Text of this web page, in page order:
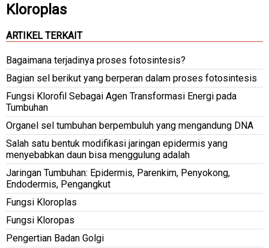
Kloroplas
ARTIKEL TERKAIT
Bagaimana terjadinya proses fotosintesis?
Bagian sel berikut yang berperan dalam proses fotosintesis
Fungsi Klorofil Sebagai Agen Transformasi Energi pada
Tumbuhan
Organel sel tumbuhan berpembuluh yang mengandung DNA
Salah satu bentuk modifikasi jaringan epidermis yang
menyebabkan daun bisa menggulung adalah
Jaringan Tumbuhan: Epidermis, Parenkim, Penyokong,
Endodermis, Pengangkut
Fungsi Kloroplas
Fungsi Kloropas
Pengertian Badan Golgi